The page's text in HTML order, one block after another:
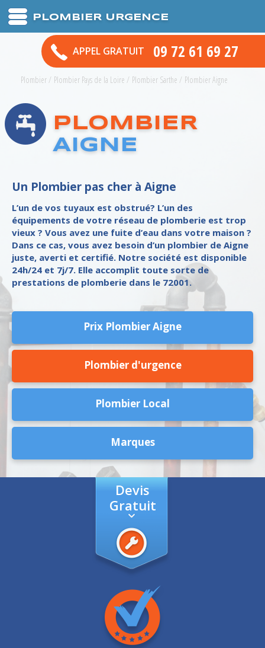
PLOMBIER URGENCE
APPEL GRATUIT 09 72 61 69 27
Plombier/ Plombier Pays de la Loire / Plombier Sarthe / Plombier Aigne
PLOMBIER
AIGNE
Un Plombier pas cher à Aigne
L’un de vos tuyaux est obstrué? L’un des
équipements de votre réseau de plomberie est trop
vieux ? Vous avez une fuite d’eau dans votre maison ?
Dans ce cas, vous avez besoin d’un plombier de Aigne
juste, averti et certifié. Notre société est disponible
24h/24 et 7j/7. Elle accomplit toute sorte de
prestations de plomberie dans le 72001.
Prix Plombier Aigne
Plombier d'urgence
Plombier Local
Marques
Devis
Gratuit